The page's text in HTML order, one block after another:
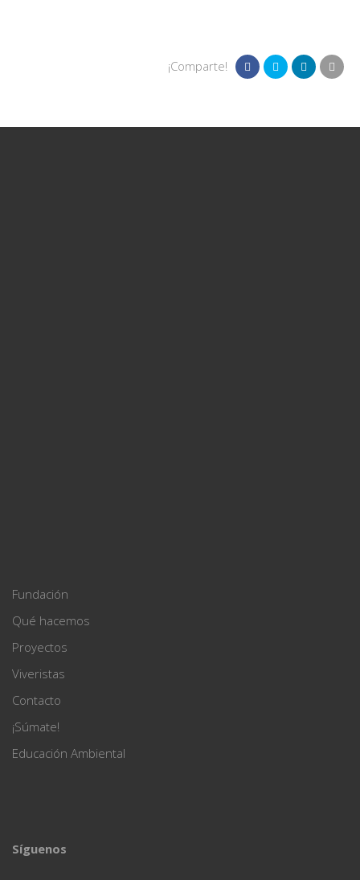
¡Comparte!
Fundación
Qué hacemos
Proyectos
Viveristas
Contacto
¡Súmate!
Educación Ambiental
Síguenos